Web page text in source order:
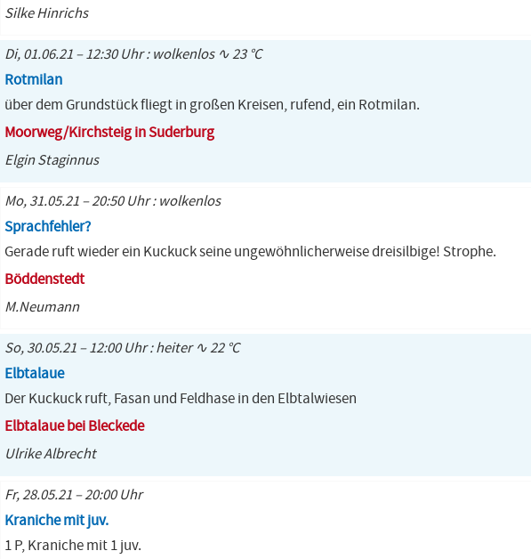
Silke Hinrichs
Di, 01.06.21 – 12:30 Uhr : wolkenlos ∿ 23 °C
Rotmilan
über dem Grundstück fliegt in großen Kreisen, rufend, ein Rotmilan.
Moorweg/Kirchsteig in Suderburg
Elgin Staginnus
Mo, 31.05.21 – 20:50 Uhr : wolkenlos
Sprachfehler?
Gerade ruft wieder ein Kuckuck seine ungewöhnlicherweise dreisilbige! Strophe.
Böddenstedt
M.Neumann
So, 30.05.21 – 12:00 Uhr : heiter ∿ 22 °C
Elbtalaue
Der Kuckuck ruft, Fasan und Feldhase in den Elbtalwiesen
Elbtalaue bei Bleckede
Ulrike Albrecht
Fr, 28.05.21 – 20:00 Uhr
Kraniche mit juv.
1 P, Kraniche mit 1 juv.